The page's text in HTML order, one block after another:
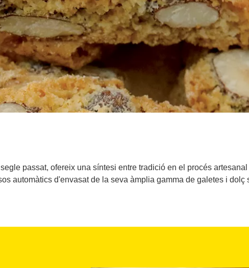
passat, ofereix una síntesi entre tradició en el procés
automàtics d'envasat de la seva àmplia gamma de galetes i dolç